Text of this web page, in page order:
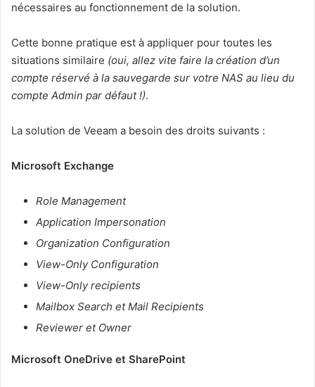
nécessaires au fonctionnement de la solution.
Cette bonne pratique est à appliquer pour toutes les
situations similaire (oui, allez vite faire la création d’un
compte réservé à la sauvegarde sur votre NAS au lieu du
compte Admin par défaut !).
La solution de Veeam a besoin des droits suivants :
Microsoft Exchange
Role Management
Application Impersonation
Organization Configuration
View-Only Configuration
View-Only recipients
Mailbox Search et Mail Recipients
Reviewer et Owner
Microsoft OneDrive et SharePoint